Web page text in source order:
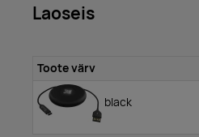
Laoseis
Toote värv
black